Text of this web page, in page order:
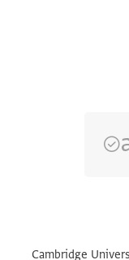
S. D. Goitein and
Lebdiהגדל וסובבCambridge